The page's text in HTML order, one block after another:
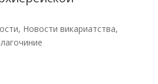
, Новости викариатства,